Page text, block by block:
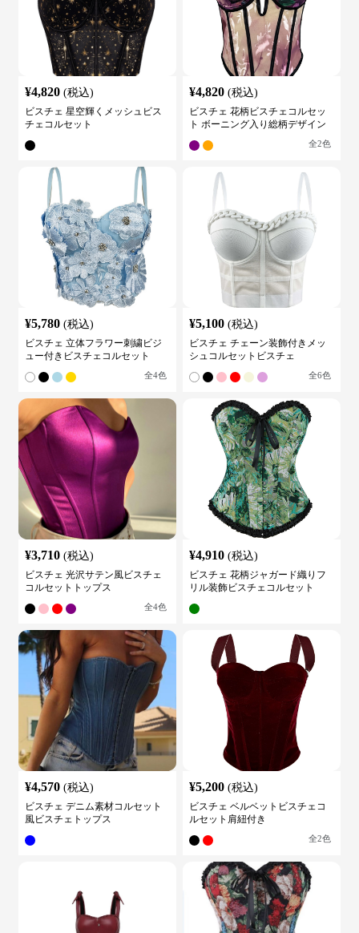
¥4,820 (税込)
ビスチェ 星空輝くメッシュビス
チェコルセット
¥4,820 (税込)
ビスチェ 花柄ビスチェコルセッ
ト ボーニング入り総柄デザイン
全2色
¥5,780 (税込)
ビスチェ 立体フラワー刺繍ビジ
ュー付きビスチェコルセット
全4色
¥5,100 (税込)
ビスチェ チェーン装飾付きメッ
シュコルセットビスチェ
全6色
¥3,710 (税込)
ビスチェ 光沢サテン風ビスチェ
コルセットトップス
全4色
¥4,910 (税込)
ビスチェ 花柄ジャガード織りフ
リル装飾ビスチェコルセット
¥4,570 (税込)
ビスチェ デニム素材コルセット
風ビスチェトップス
¥5,200 (税込)
ビスチェ ベルベットビスチェコ
ルセット肩紐付き
全2色